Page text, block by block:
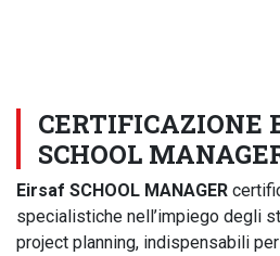
CERTIFICAZIONE
SCHOOL
Eirsaf SCHOOL MANAGER
specialistiche nell’impiego degli
project planning, indispensabili